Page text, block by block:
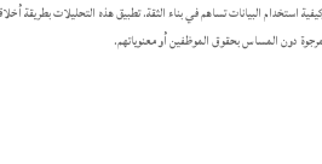
استخدام البيانات تساهم في بناء الثقة. تطبيق هذه التحليلات
دون المساس بحقوق الموظفين أو معنوياتهم.